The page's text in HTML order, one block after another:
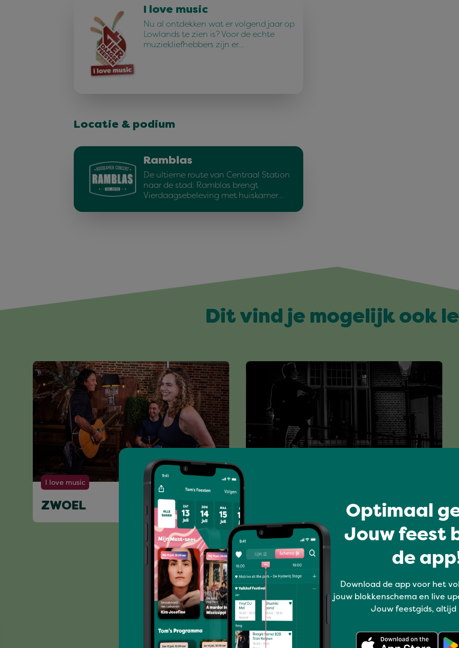
I love music
Nu al ontdekken wat er volgend jaar op
Lowlands te zien is? Voor de echte
muziekliefhebbers zijn er…
Locatie & podium
Ramblas
De ultieme route van Centraal Station
naar de stad: Ramblas brengt
Vierdaagsebeleving met huiskamer…
Dit vind je mogelijk ook
I love music
ZWOEL AARON ASBURY
Volledig programma
Optimaal
Jouw feest
de
Download de app voor het
jouw blokkenschema en live
Jouw feestgids, altijd